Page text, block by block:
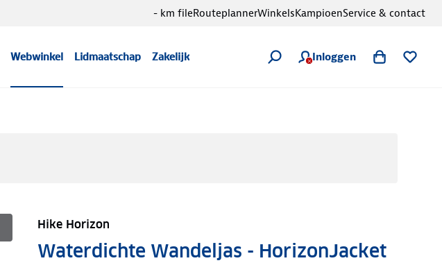
Webwinkel Lidmaatschap Zakelijk Inloggen
- km fileRouteplannerWinkelsKampioenService & contact
Hike Horizon
Waterdichte Wandeljas - HorizonJacket